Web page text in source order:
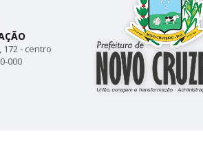
172 - centro
000